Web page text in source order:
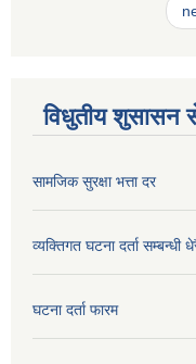
विधुतीय शुसासन
सामजिक सुरक्षा भत्ता दर
व्यक्तिगत घटना दर्ता सम्बन्धी
घटना दर्ता फारम